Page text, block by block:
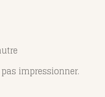
impressionner.